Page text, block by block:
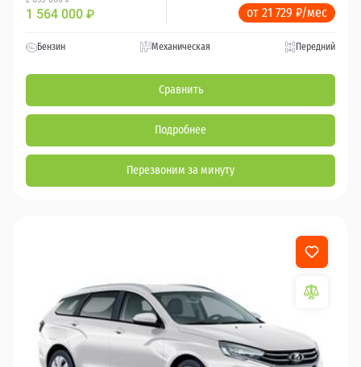
1 564 000 ₽ от 21 729 ₽/мес
Бензин Механическая Передний
Сравнить
Подробнее
Перезвоним за минуту